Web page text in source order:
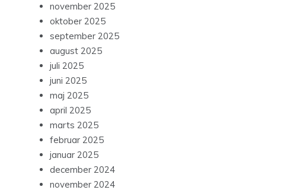
november 2025
oktober 2025
september 2025
august 2025
juli 2025
juni 2025
maj 2025
april 2025
marts 2025
februar 2025
januar 2025
december 2024
november 2024